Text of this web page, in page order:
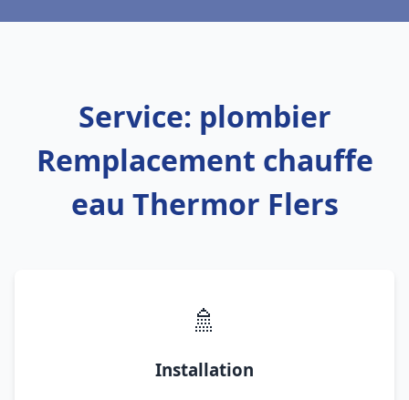
Service: plombier
Remplacement chauffe
eau Thermor Flers
🚿
Installation